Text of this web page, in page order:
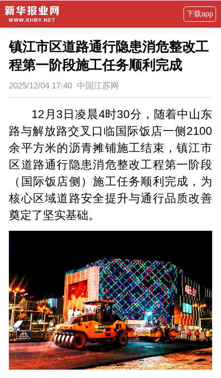
下载app
镇江市区道路通行隐患消危整改工
程第一阶段施工任务顺利完成
2025/12/04 17:40 中国江苏网
12月3日凌晨4时30分，随着中山东
路与解放路交叉口临国际饭店一侧2100
余平方米的沥青摊铺施工结束，镇江市
区道路通行隐患消危整改工程第一阶段
（国际饭店侧）施工任务顺利完成，为
核心区域道路安全提升与通行品质改善
奠定了坚实基础。